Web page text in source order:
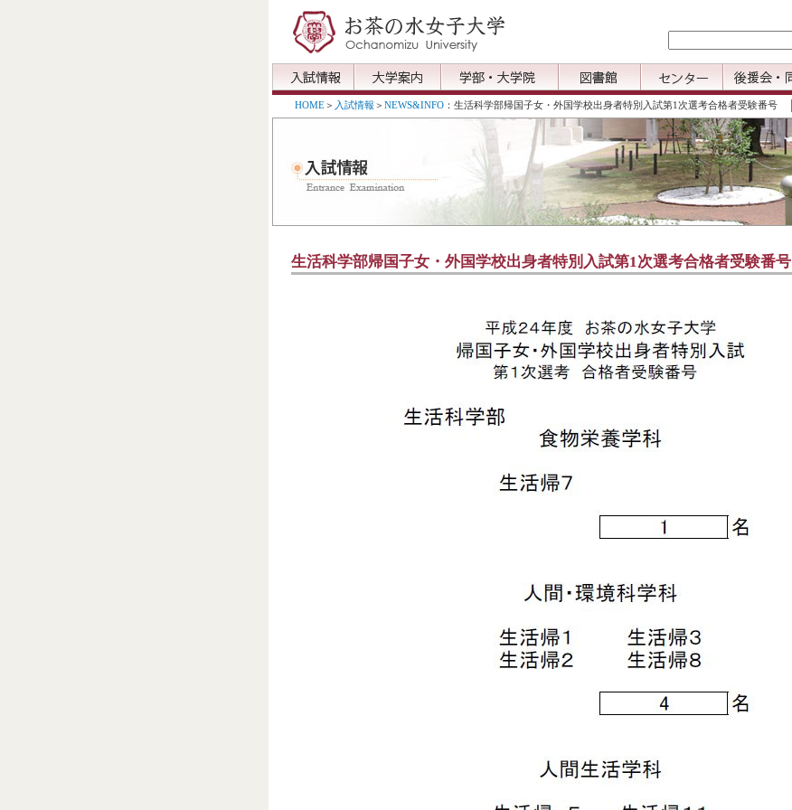
HOME ＞ 入試情報 ＞ NEWS&INFO ：生活科学部帰国子女・外国学校出身者特別入試第1次選考合格者受験番号
生活科学部帰国子女・外国学校出身者特別入試第1次選考合格者受験番号